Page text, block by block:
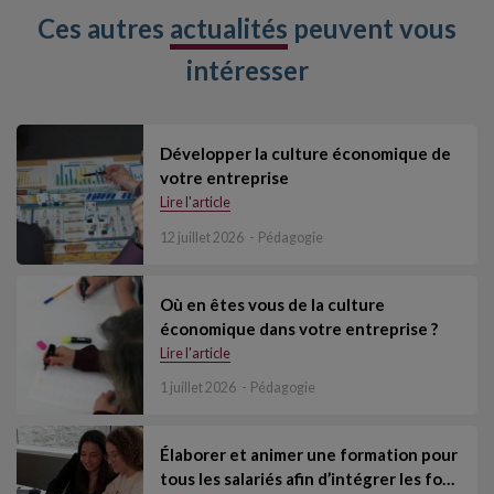
Ces autres actualités peuvent vous
intéresser
Développer la culture économique de
votre entreprise
Lire l'article
12 juillet 2026 Pédagogie
Où en êtes vous de la culture
économique dans votre entreprise ?
Lire l'article
1 juillet 2026 Pédagogie
Élaborer et animer une formation pour
tous les salariés afin d’intégrer les fo…